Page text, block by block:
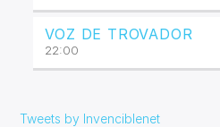
VOZ DE TROVADOR
22:00
Tweets by Invenciblenet